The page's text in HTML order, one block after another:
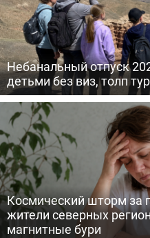
Небанальный отпуск
детьми без виз, толп
Космический шторм за
жители северных
магнитные бури